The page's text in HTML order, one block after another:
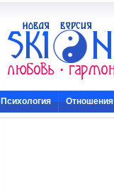
Психология Отношения